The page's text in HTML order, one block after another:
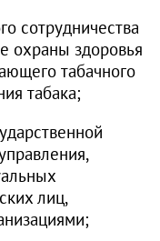
сотрудничества
охраны здоровья
табачного
табака;
лиц,